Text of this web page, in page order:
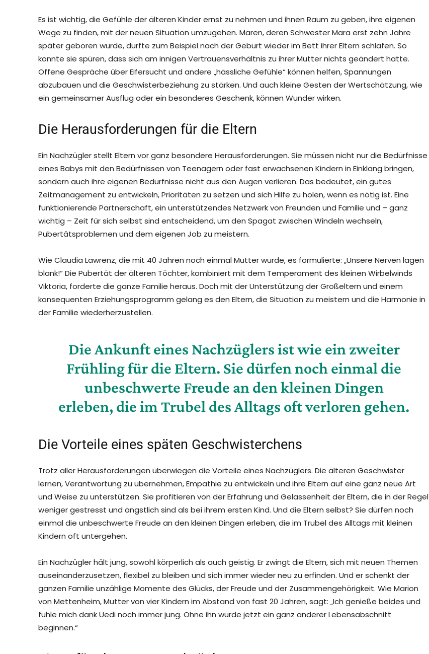
Es ist wichtig, die Gefühle der älteren Kinder ernst zu nehmen und ihnen Raum zu geben, ihre eigenen
Wege zu finden, mit der neuen Situation umzugehen. Maren, deren Schwester Mara erst zehn Jahre
später geboren wurde, durfte zum Beispiel nach der Geburt wieder im Bett ihrer Eltern schlafen. So
konnte sie spüren, dass sich am innigen Vertrauensverhältnis zu ihrer Mutter nichts geändert hatte.
Offene Gespräche über Eifersucht und andere „hässliche Gefühle“ können helfen, Spannungen
abzubauen und die Geschwisterbeziehung zu stärken. Und auch kleine Gesten der Wertschätzung, wie
ein gemeinsamer Ausflug oder ein besonderes Geschenk, können Wunder wirken.
Die Herausforderungen für die Eltern
Ein Nachzügler stellt Eltern vor ganz besondere Herausforderungen. Sie müssen nicht nur die Bedürfnisse
eines Babys mit den Bedürfnissen von Teenagern oder fast erwachsenen Kindern in Einklang bringen,
sondern auch ihre eigenen Bedürfnisse nicht aus den Augen verlieren. Das bedeutet, ein gutes
Zeitmanagement zu entwickeln, Prioritäten zu setzen und sich Hilfe zu holen, wenn es nötig ist. Eine
funktionierende Partnerschaft, ein unterstützendes Netzwerk von Freunden und Familie und – ganz
wichtig – Zeit für sich selbst sind entscheidend, um den Spagat zwischen Windeln wechseln,
Pubertätsproblemen und dem eigenen Job zu meistern.
Wie Claudia Lawrenz, die mit 40 Jahren noch einmal Mutter wurde, es formulierte: „Unsere Nerven lagen
blank!“ Die Pubertät der älteren Töchter, kombiniert mit dem Temperament des kleinen Wirbelwinds
Viktoria, forderte die ganze Familie heraus. Doch mit der Unterstützung der Großeltern und einem
konsequenten Erziehungsprogramm gelang es den Eltern, die Situation zu meistern und die Harmonie in
der Familie wiederherzustellen.
Die Ankunft eines Nachzüglers ist wie ein zweiter
Frühling für die Eltern. Sie dürfen noch einmal die
unbeschwerte Freude an den kleinen Dingen
erleben, die im Trubel des Alltags oft verloren gehen.
Die Vorteile eines späten Geschwisterchens
Trotz aller Herausforderungen überwiegen die Vorteile eines Nachzüglers. Die älteren Geschwister
lernen, Verantwortung zu übernehmen, Empathie zu entwickeln und ihre Eltern auf eine ganz neue Art
und Weise zu unterstützen. Sie profitieren von der Erfahrung und Gelassenheit der Eltern, die in der Regel
weniger gestresst und ängstlich sind als bei ihrem ersten Kind. Und die Eltern selbst? Sie dürfen noch
einmal die unbeschwerte Freude an den kleinen Dingen erleben, die im Trubel des Alltags mit kleinen
Kindern oft untergehen.
Ein Nachzügler hält jung, sowohl körperlich als auch geistig. Er zwingt die Eltern, sich mit neuen Themen
auseinanderzusetzen, flexibel zu bleiben und sich immer wieder neu zu erfinden. Und er schenkt der
ganzen Familie unzählige Momente des Glücks, der Freude und der Zusammengehörigkeit. Wie Marion
von Mettenheim, Mutter von vier Kindern im Abstand von fast 20 Jahren, sagt: „Ich genieße beides und
fühle mich dank Uedi noch immer jung. Ohne ihn würde jetzt ein ganz anderer Lebensabschnitt
beginnen.“